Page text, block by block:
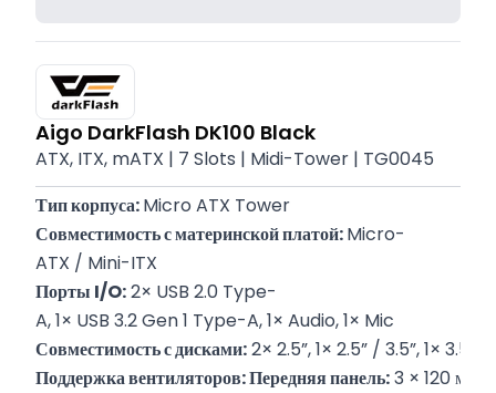
Aigo DarkFlash DK100 Black
ATX, ITX, mATX | 7 Slots | Midi-Tower | TG0045
Тип корпуса: Micro ATX Tower
Совместимость с материнской платой: Micro-
ATX / Mini-ITX
Порты I/O: 2× USB 2.0 Type-
A, 1× USB 3.2 Gen 1 Type-A, 1× Audio, 1× Mic
Совместимость с дисками: 2× 2.5”, 1× 2.5” / 3.5”, 1× 3.5”
Поддержка вентиляторов: Передняя панель: 3 × 120 мм,